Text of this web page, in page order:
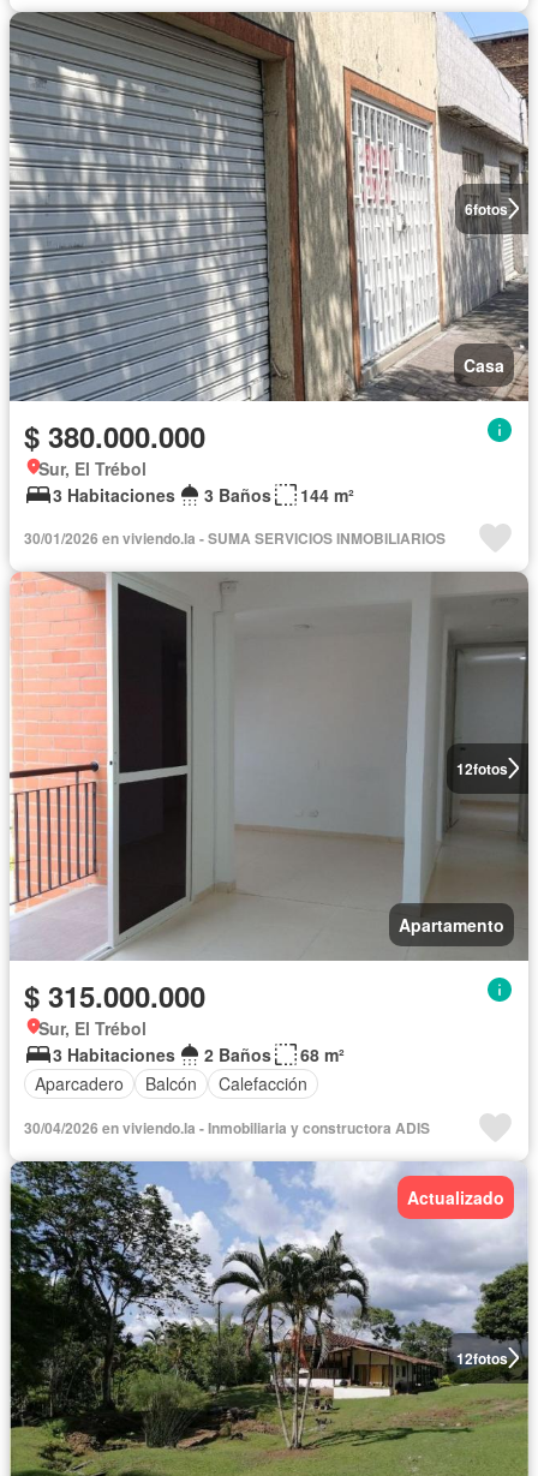
6fotos
Casa
$ 380.000.000
Sur, El Trébol
3 Habitaciones
3 Baños 144 m²
30/01/2026 en viviendo.la - SUMA SERVICIOS INMOBILIARIOS
12fotos
Apartamento
$ 315.000.000
Sur, El Trébol
3 Habitaciones
2 Baños
68 m²
Aparcadero
Balcón Calefacción
30/04/2026 en viviendo.la - Inmobiliaria y constructora ADIS
12fotos
Actualizado